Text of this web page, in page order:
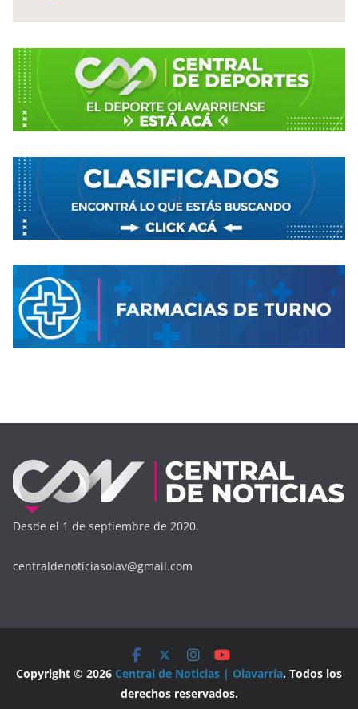
Desde el 1 de septiembre de 2020.
centraldenoticiasolav@gmail.com
Copyright © 2026 Central de Noticias | Olavarría. Todos los
derechos reservados.